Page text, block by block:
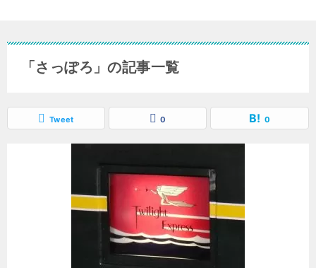
「さっぽろ」の記事一覧
Tweet 0 0